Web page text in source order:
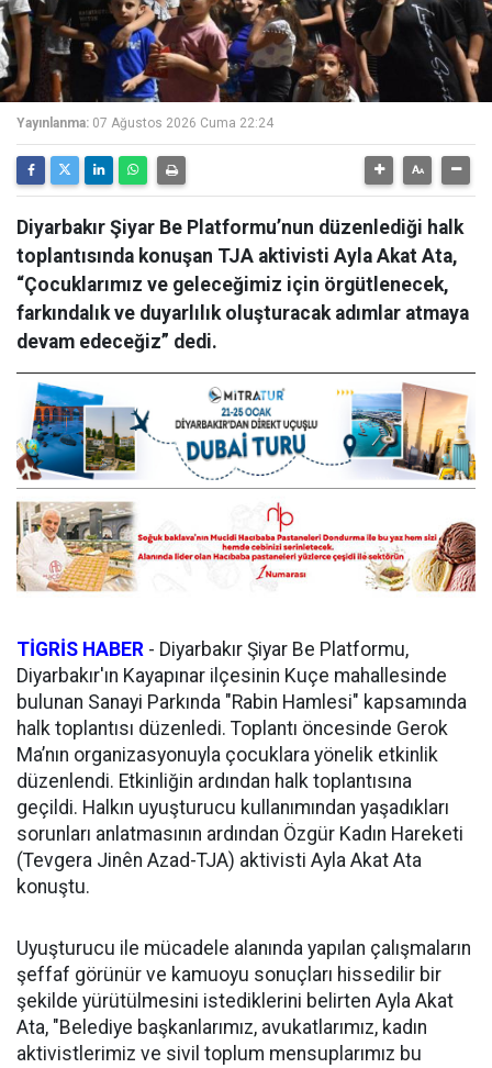
Yayınlanma: 07 Ağustos 2026 Cuma 22:24
Diyarbakır Şiyar Be Platformu’nun düzenlediği halk
toplantısında konuşan TJA aktivisti Ayla Akat Ata,
“Çocuklarımız ve geleceğimiz için örgütlenecek,
farkındalık ve duyarlılık oluşturacak adımlar atmaya
devam edeceğiz” dedi.
TİGRİS HABER - Diyarbakır Şiyar Be Platformu,
Diyarbakır'ın Kayapınar ilçesinin Kuçe mahallesinde
bulunan Sanayi Parkında "Rabin Hamlesi" kapsamında
halk toplantısı düzenledi. Toplantı öncesinde Gerok
Ma’nın organizasyonuyla çocuklara yönelik etkinlik
düzenlendi. Etkinliğin ardından halk toplantısına
geçildi. Halkın uyuşturucu kullanımından yaşadıkları
sorunları anlatmasının ardından Özgür Kadın Hareketi
(Tevgera Jinên Azad-TJA) aktivisti Ayla Akat Ata
konuştu.
Uyuşturucu ile mücadele alanında yapılan çalışmaların
şeffaf görünür ve kamuoyu sonuçları hissedilir bir
şekilde yürütülmesini istediklerini belirten Ayla Akat
Ata, "Belediye başkanlarımız, avukatlarımız, kadın
aktivistlerimiz ve sivil toplum mensuplarımız bu